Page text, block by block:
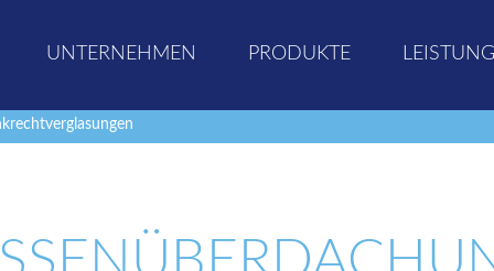
UNTERNEHMEN PRODUKTE